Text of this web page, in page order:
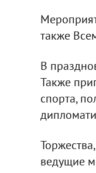
также
В
Также
спорта,
ведущие